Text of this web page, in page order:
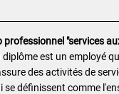
professionnel "services
est un employé
des activités de
se définissent comme